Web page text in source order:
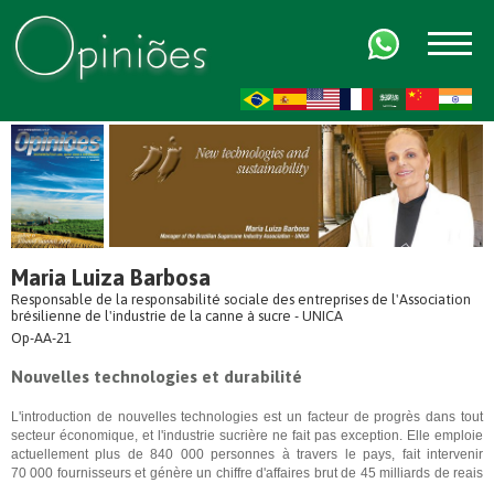
Maria Luiza Barbosa
Responsable de la responsabilité sociale des entreprises de l'Association
brésilienne de l'industrie de la canne à sucre - UNICA
Op-AA-21
Nouvelles technologies et durabilité
L'introduction de nouvelles technologies est un facteur de progrès dans tout
secteur économique, et l'industrie sucrière ne fait pas exception. Elle emploie
actuellement plus de 840 000 personnes à travers le pays, fait intervenir
70 000 fournisseurs et génère un chiffre d'affaires brut de 45 milliards de reais